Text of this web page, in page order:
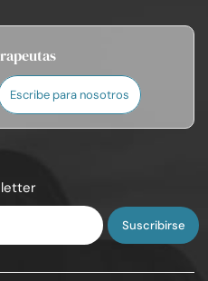
Escribe para nosotros